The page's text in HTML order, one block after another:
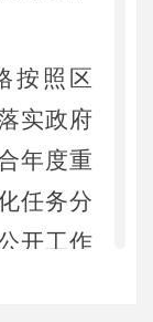
照区
实政府
年度重
任务分
开工作